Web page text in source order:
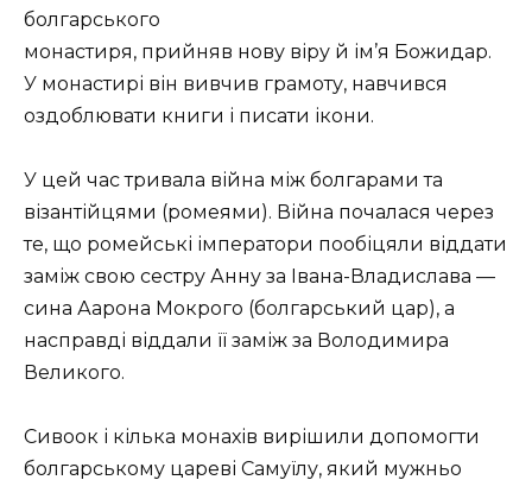
болгарського
монастиря, прийняв нову віру й ім’я Божидар.
У монастирі він вивчив грамоту, навчився
оздоблювати книги і писати ікони.
У цей час тривала війна між болгарами та
візантійцями (ромеями). Війна почалася через
те, що ромейські імператори пообіцяли віддати
заміж свою сестру Анну за Івана-Владислава —
сина Аарона Мокрого (болгарський цар), а
насправді віддали її заміж за Володимира
Великого.
Сивоок і кілька монахів вирішили допомогти
болгарському цареві Самуїлу, який мужньо